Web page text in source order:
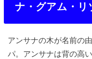
ナ・グアム・リ
アンサナの木が名前の
パ。アンサナは背の高